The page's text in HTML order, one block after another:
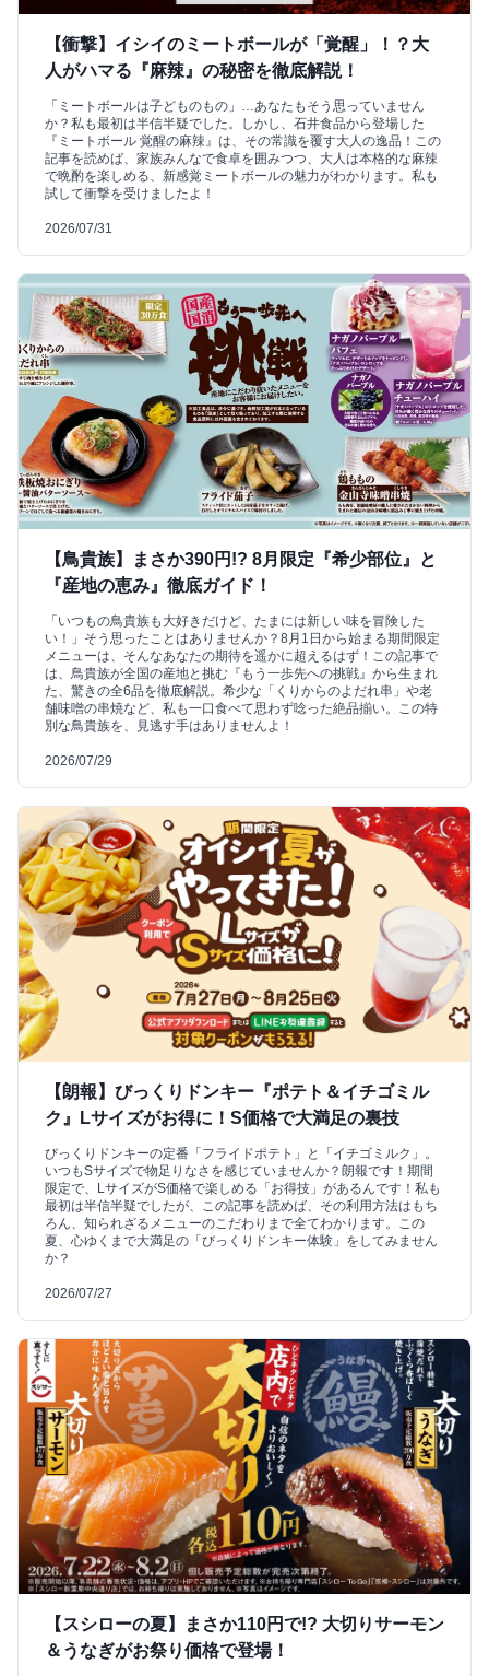
【衝撃】イシイのミートボールが「覚醒」！？大
人がハマる『麻辣』の秘密を徹底解説！
「ミートボールは子どものもの」…あなたもそう思っていません
か？私も最初は半信半疑でした。しかし、石井食品から登場した
『ミートボール 覚醒の麻辣』は、その常識を覆す大人の逸品！この
記事を読めば、家族みんなで食卓を囲みつつ、大人は本格的な麻辣
で晩酌を楽しめる、新感覚ミートボールの魅力がわかります。私も
試して衝撃を受けましたよ！
2026/07/31
【鳥貴族】まさか390円!? 8月限定『希少部位』と
『産地の恵み』徹底ガイド！
「いつもの鳥貴族も大好きだけど、たまには新しい味を冒険した
い！」そう思ったことはありませんか？8月1日から始まる期間限定
メニューは、そんなあなたの期待を遥かに超えるはず！この記事で
は、鳥貴族が全国の産地と挑む『もう一歩先への挑戦』から生まれ
た、驚きの全6品を徹底解説。希少な「くりからのよだれ串」や老
舗味噌の串焼など、私も一口食べて思わず唸った絶品揃い。この特
別な鳥貴族を、見逃す手はありませんよ！
2026/07/29
【朗報】びっくりドンキー『ポテト＆イチゴミル
ク』Lサイズがお得に！S価格で大満足の裏技
びっくりドンキーの定番「フライドポテト」と「イチゴミルク」。
いつもSサイズで物足りなさを感じていませんか？朗報です！期間
限定で、LサイズがS価格で楽しめる「お得技」があるんです！私も
最初は半信半疑でしたが、この記事を読めば、その利用方法はもち
ろん、知られざるメニューのこだわりまで全てわかります。この
夏、心ゆくまで大満足の「びっくりドンキー体験」をしてみません
か？
2026/07/27
【スシローの夏】まさか110円で!? 大切りサーモン
＆うなぎがお祭り価格で登場！